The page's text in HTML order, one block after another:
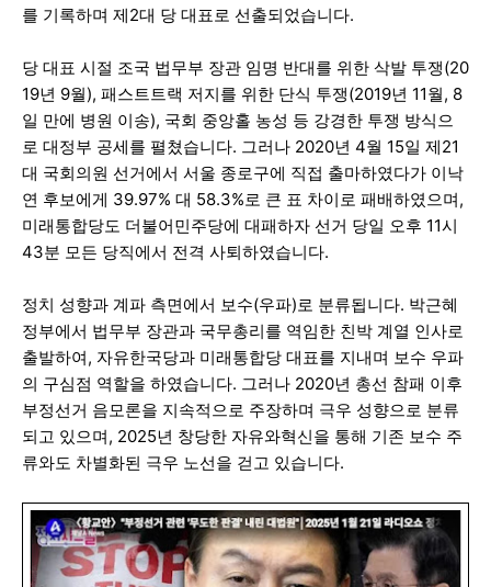
를 기록하며 제2대 당 대표로 선출되었습니다.
당 대표 시절 조국 법무부 장관 임명 반대를 위한 삭발 투쟁(20
19년 9월), 패스트트랙 저지를 위한 단식 투쟁(2019년 11월, 8
일 만에 병원 이송), 국회 중앙홀 농성 등 강경한 투쟁 방식으
로 대정부 공세를 펼쳤습니다. 그러나 2020년 4월 15일 제21
대 국회의원 선거에서 서울 종로구에 직접 출마하였다가 이낙
연 후보에게 39.97% 대 58.3%로 큰 표 차이로 패배하였으며,
미래통합당도 더불어민주당에 대패하자 선거 당일 오후 11시
43분 모든 당직에서 전격 사퇴하였습니다.
정치 성향과 계파 측면에서 보수(우파)로 분류됩니다. 박근혜
정부에서 법무부 장관과 국무총리를 역임한 친박 계열 인사로
출발하여, 자유한국당과 미래통합당 대표를 지내며 보수 우파
의 구심점 역할을 하였습니다. 그러나 2020년 총선 참패 이후
부정선거 음모론을 지속적으로 주장하며 극우 성향으로 분류
되고 있으며, 2025년 창당한 자유와혁신을 통해 기존 보수 주
류와도 차별화된 극우 노선을 걷고 있습니다.